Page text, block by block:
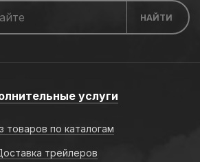
услуги
товаров по каталогам
трейлеров